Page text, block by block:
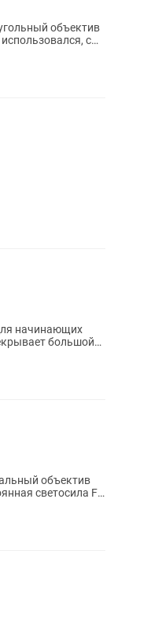
с
начинающих
светосила F4